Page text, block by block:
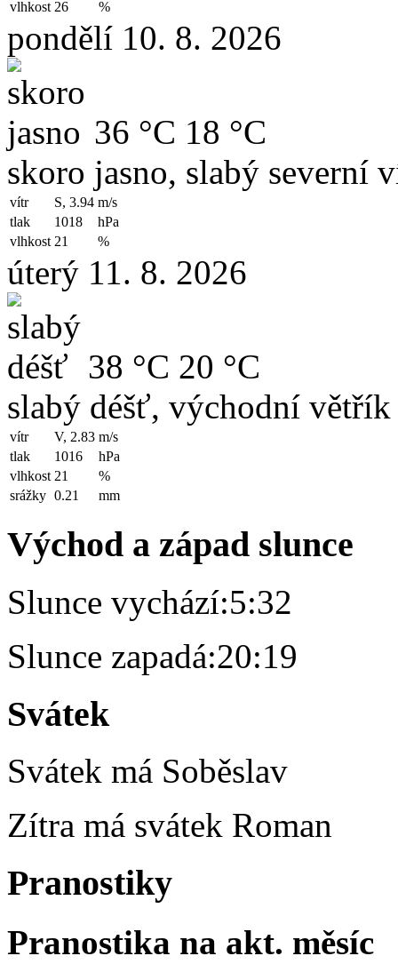
vlhkost 26 %
pondělí 10. 8. 2026
36 °C 18 °C
skoro jasno, slabý severní
vítr S, 3.94 m/s
tlak
1018
hPa
vlhkost 21 %
úterý 11. 8. 2026
38 °C 20 °C
slabý déšť, východní větřík
vítr V, 2.83 m/s
tlak
1016
hPa
vlhkost 21
%
srážky 0.21 mm
Východ a západ slunce
Slunce vychází:5:32
Slunce zapadá:20:19
Svátek
Svátek má Soběslav
Zítra má svátek Roman
Pranostiky
Pranostika na akt. měsíc